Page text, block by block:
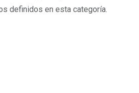
definidos en esta categoría.